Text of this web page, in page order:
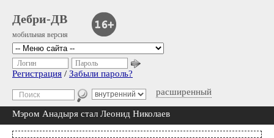
Дебри-ДВ
мобильная версия
расширенный
Логин Пароль
Регистрация / Забыли пароль?
Мэром Анадыря стал Леонид Николаев